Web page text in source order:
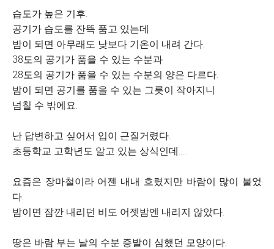
습도가 높은 기후.
공기가 습도를 잔뜩 품고 있는데
밤이 되면 아무래도 낮보다 기온이 내려 간다.
38도의 공기가 품을 수 있는 수분과
28도의 공기가 품을 수 있는 수분의 양은 다르다.
밤이 되면 공기를 품을 수 있는 그릇이 작아지니
넘칠 수 밖에요.
난 답변하고 싶어서 입이 근질거렸다.
초등학교 고학년도 알고 있는 상식인데.....
요즘은 장마철이라 어젠 내내 흐렸지만 바람이 많이 불었
다.
밤이면 잠깐 내리던 비도 어젯밤엔 내리지 않았다.
땅은 바람 부는 날의 수분 증발이 심했던 모양이다.